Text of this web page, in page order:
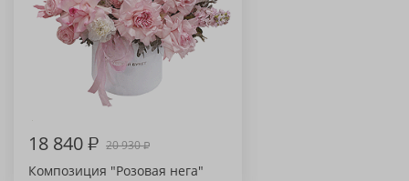
18 840₽ 20 930₽
Композиция "Розовая нега"